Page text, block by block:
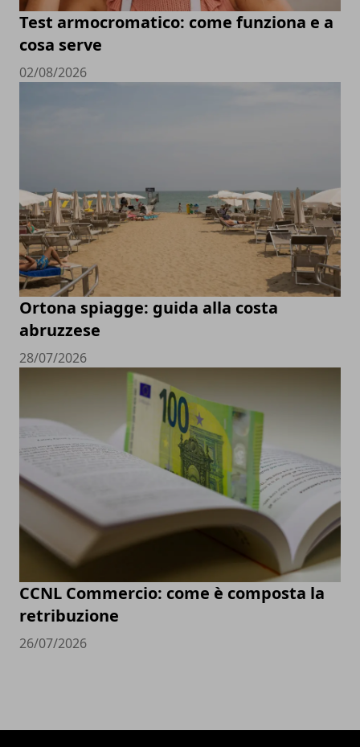
Test armocromatico: come funziona e a
cosa serve
02/08/2026
Ortona spiagge: guida alla costa
abruzzese
28/07/2026
CCNL Commercio: come è composta la
retribuzione
26/07/2026